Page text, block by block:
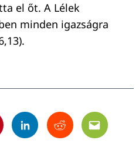
el őt. A Lélek
minden igazságra
LinkedinRedditEmail